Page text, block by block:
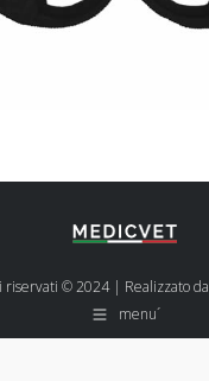
© 2024 | Realizzato da
menu´